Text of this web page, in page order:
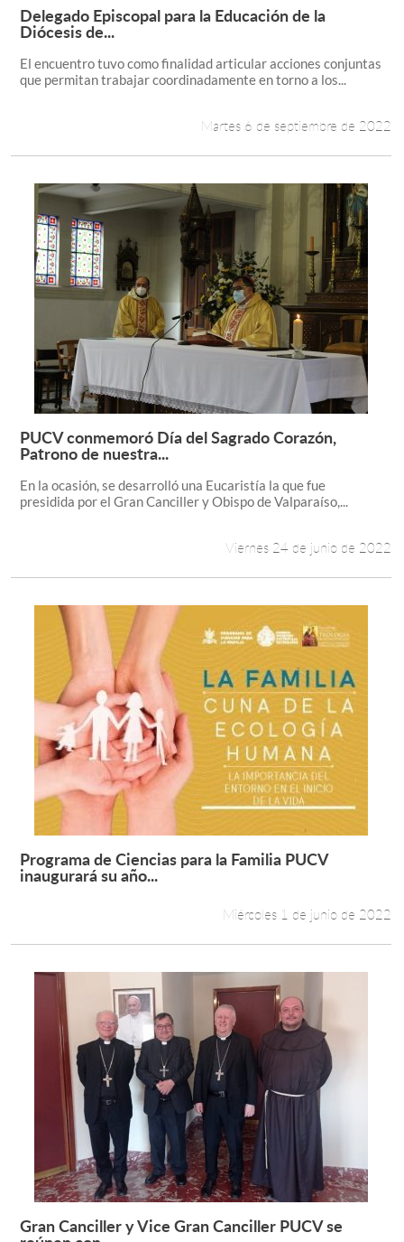
Leer más +
Delegado Episcopal para la Educación de la
Diócesis de...
El encuentro tuvo como finalidad articular acciones conjuntas
que permitan trabajar coordinadamente en torno a los...
Martes 6 de septiembre de 2022
Leer más +
PUCV conmemoró Día del Sagrado Corazón,
Patrono de nuestra...
En la ocasión, se desarrolló una Eucaristía la que fue
presidida por el Gran Canciller y Obispo de Valparaíso,...
Viernes 24 de junio de 2022
Leer más +
Programa de Ciencias para la Familia PUCV
inaugurará su año...
Miércoles 1 de junio de 2022
Gran Canciller y Vice Gran Canciller PUCV se